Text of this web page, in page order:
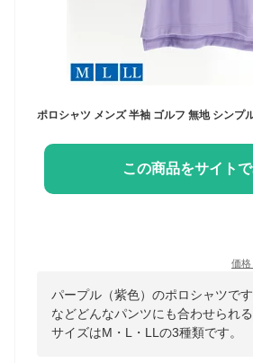
この商品をサイト
価格
パープル（紫色）のポロシャツで
などどんなパンツにも合わせられる
サイズはM・L・LLの3種類です。